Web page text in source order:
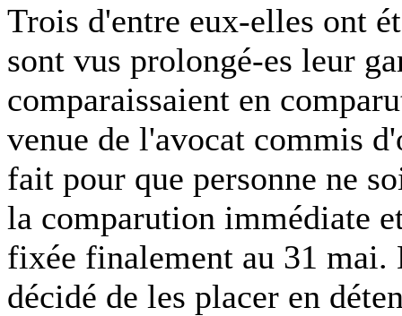
Trois d'entre eux-elles ont
sont vus prolongé-es leur
comparaissaient en
venue de l'avocat commis
fait pour que personne ne
la comparution immédiate
fixée finalement au 31
décidé de les placer en